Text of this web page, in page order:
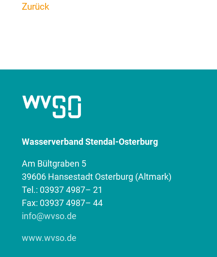
Zurück
Wasserverband Stendal-Osterburg
Am Bültgraben 5
39606 Hansestadt Osterburg (Altmark)
Tel.: 03937 4987– 21
Fax: 03937 4987– 44
info@wvso.de
www.wvso.de